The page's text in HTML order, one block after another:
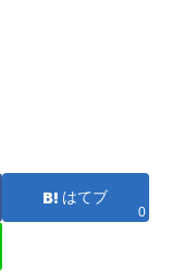
はてブ
0